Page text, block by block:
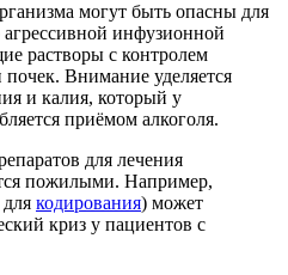
могут быть опасны для
инфузионной
растворы с контролем
Внимание уделяется
и калия, который у
приёмом алкоголя.
для лечения
пожилыми. Например,
кодирования) может
криз у пациентов с